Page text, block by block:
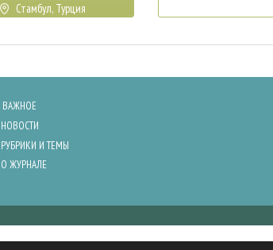
Стамбул, Турция
ВАЖНОЕ
НОВОСТИ
РУБРИКИ И ТЕМЫ
О ЖУРНАЛЕ